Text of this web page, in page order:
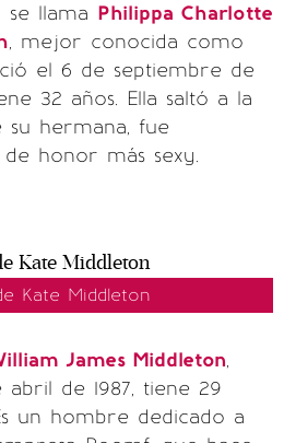
llama Philippa Charlotte
, mejor conocida como
el 6 de septiembre de
32 años. Ella saltó a la
hermana, fue
honor más sexy.
Kate Middleton
James Middleton,
de 1987, tiene 29
un hombre dedicado a